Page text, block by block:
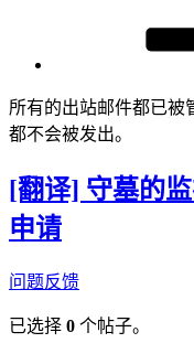
所有的出站邮件都已被
都不会被发出。
[翻译] 守墓的
申请
问题反馈
已选择 0 个帖子。